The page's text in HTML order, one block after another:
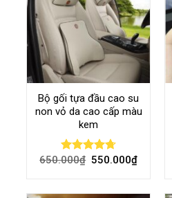
Bộ gối tựa đầu cao su
non vỏ da cao cấp màu
kem
Rated4.70
650.000₫ 550.000₫